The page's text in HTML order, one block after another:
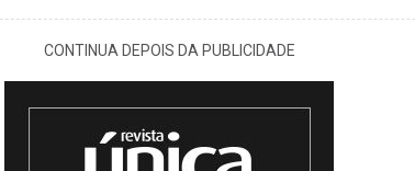
CONTINUA DEPOIS DA PUBLICIDADE